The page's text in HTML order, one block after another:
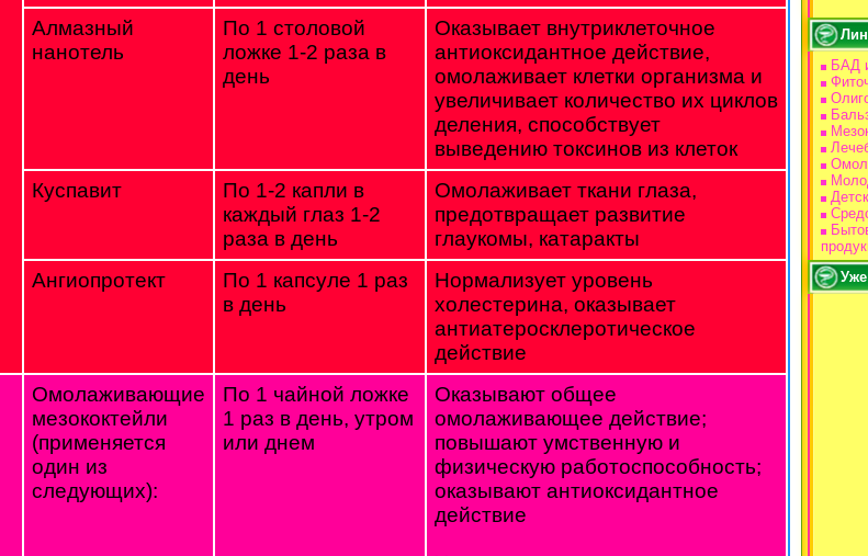
Алмазный
нанотель
По 1 столовой
ложке 1-2 раза в
день
Оказывает внутриклеточное
антиоксидантное действие,
омолаживает клетки организма и
увеличивает количество их циклов
деления, способствует
выведению токсинов из клеток
Куспавит
По 1-2 капли в
каждый глаз 1-2
раза в день
Омолаживает ткани глаза,
предотвращает развитие
глаукомы, катаракты
Ангиопротект
По 1 капсуле 1 раз
в день
Нормализует уровень
холестерина, оказывает
антиатеросклеротическое
действие
Омолаживающие
мезококтейли
(применяется
один из
следующих):
По 1 чайной ложке
1 раз в день, утром
или днем
Оказывают общее
омолаживающее действие;
повышают умственную и
физическую работоспособность;
оказывают антиоксидантное
действие
БАД